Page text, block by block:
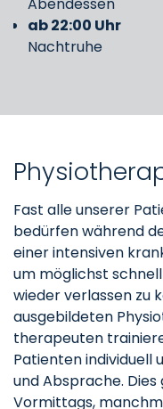
ab 22:00 Uhr
Nachtruhe
Fast alle unserer
bedürfen während
einer intensiven
um möglichst
wieder verlassen zu
ausgebildeten
therapeuten
Patienten individuell
und Absprache.
Vormittags,